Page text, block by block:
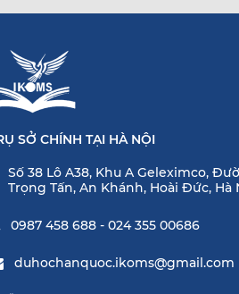
SỞ CHÍNH TẠI HÀ NỘI
Số 38 Lô A38, Khu A Geleximco,
Trọng Tấn, An Khánh, Hoài Đức, Hà
0987 458 688 - 024 355 00686
duhochanquoc.ikoms@gmail.com